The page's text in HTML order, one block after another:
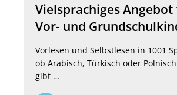
Vielsprachiges
Vor- und
Vorlesen und Selbstlesen in 1001
ob Arabisch, Türkisch oder
gibt …